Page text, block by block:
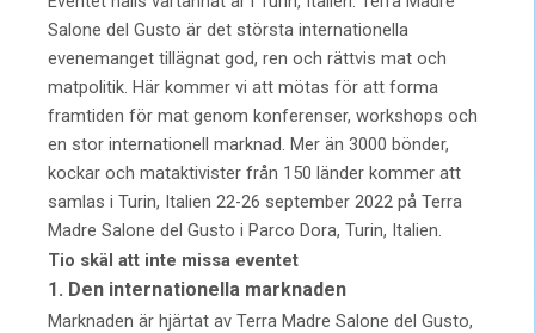
Salone del Gusto är det största internationella
evenemanget tillägnat god, ren och rättvis mat och
matpolitik. Här kommer vi att mötas för att forma
framtiden för mat genom konferenser, workshops och
en stor internationell marknad. Mer än 3000 bönder,
kockar och mataktivister från 150 länder kommer att
samlas i Turin, Italien 22-26 september 2022 på Terra
Madre Salone del Gusto i Parco Dora, Turin, Italien.
Tio skäl att inte missa eventet
1. Den internationella marknaden
Marknaden är hjärtat av Terra Madre Salone del Gusto,